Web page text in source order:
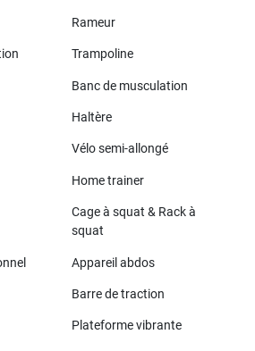
Rameur
Trampoline
Banc de musculation
Haltère
Vélo semi-allongé
Home trainer
Cage à squat & Rack à
squat
Appareil abdos
Barre de traction
Plateforme vibrante